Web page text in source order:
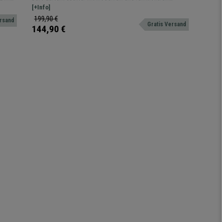
mit
Farbe Weiß
Design. Leise und hocheffizient.
[+Info]
199,90 €
144,90 € Gratis Versand